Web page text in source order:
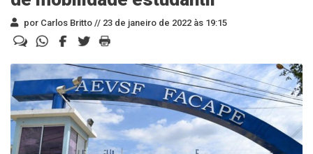
por Carlos Britto // 23 de janeiro de 2022 às 19:15